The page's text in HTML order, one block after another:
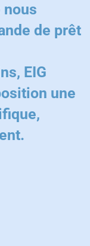
nous
de prêt
EIG
une